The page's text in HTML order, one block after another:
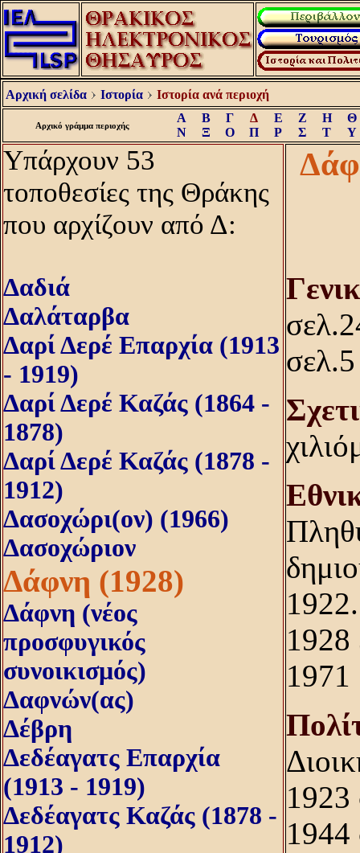
Αρχική σελίδα Ιστορία Ιστορία ανά περιοχή
Αρχικό γράμμα περιοχής
Α Β Γ Δ Ε Ζ Η
Θ
Ν
Ξ Ο Π Ρ Σ Τ Υ
Υπάρχουν 53
τοποθεσίες της Θράκης
που αρχίζουν από Δ:
Δαδιά
Δαλάταρβα
Δαρί Δερέ Επαρχία (1913
- 1919)
Δαρί Δερέ Καζάς (1864 -
1878)
Δαρί Δερέ Καζάς (1878 -
1912)
Δασοχώρι(ον) (1966)
Δασοχώριον
Δάφνη (1928)
Δάφνη (νέος
προσφυγικός
συνοικισμός)
Δαφνών(ας)
Δέβρη
Δεδέαγατς Επαρχία
(1913 - 1919)
Δεδέαγατς Καζάς (1878 -
1912)
σελ.5
1923
1944